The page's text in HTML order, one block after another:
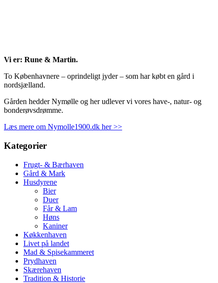
Vi er: Rune & Martin.
To Københavnere – oprindeligt jyder – som har købt en gård i
nordsjælland.
Gården hedder Nymølle og her udlever vi vores have-, natur- og
bonderøvsdrømme.
Læs mere om Nymolle1900.dk her >>
Kategorier
Frugt- & Bærhaven
Gård & Mark
Husdyrene
Bier
Duer
Får & Lam
Høns
Kaniner
Køkkenhaven
Livet på landet
Mad & Spisekammeret
Prydhaven
Skærehaven
Tradition & Historie